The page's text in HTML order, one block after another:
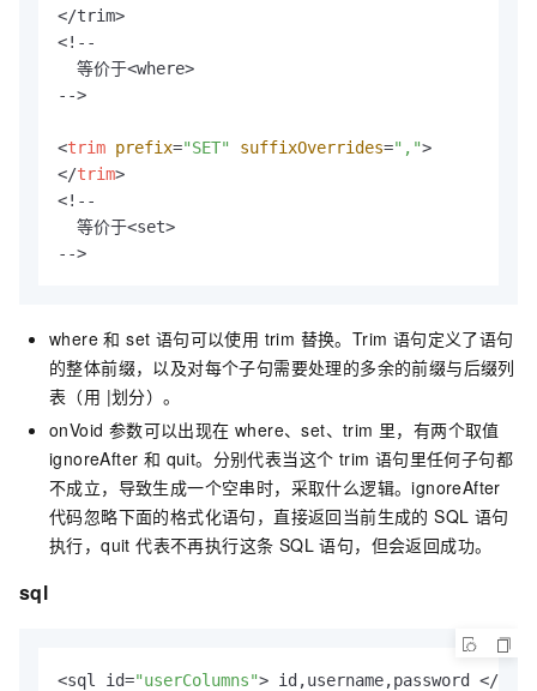
</trim>
<!--
  等价于<where>
-->
<trim prefix="SET" suffixOverrides=",">
</trim>
<!--
  等价于<set>
-->
where 和 set 语句可以使用 trim 替换。Trim 语句定义了语句
的整体前缀，以及对每个子句需要处理的多余的前缀与后缀列
表（用 |划分）。
onVoid 参数可以出现在 where、set、trim 里，有两个取值
ignoreAfter 和 quit。分别代表当这个 trim 语句里任何子句都
不成立，导致生成一个空串时，采取什么逻辑。ignoreAfter
代码忽略下面的格式化语句，直接返回当前生成的 SQL 语句
执行，quit 代表不再执行这条 SQL 语句，但会返回成功。
sql
<sql id="userColumns"